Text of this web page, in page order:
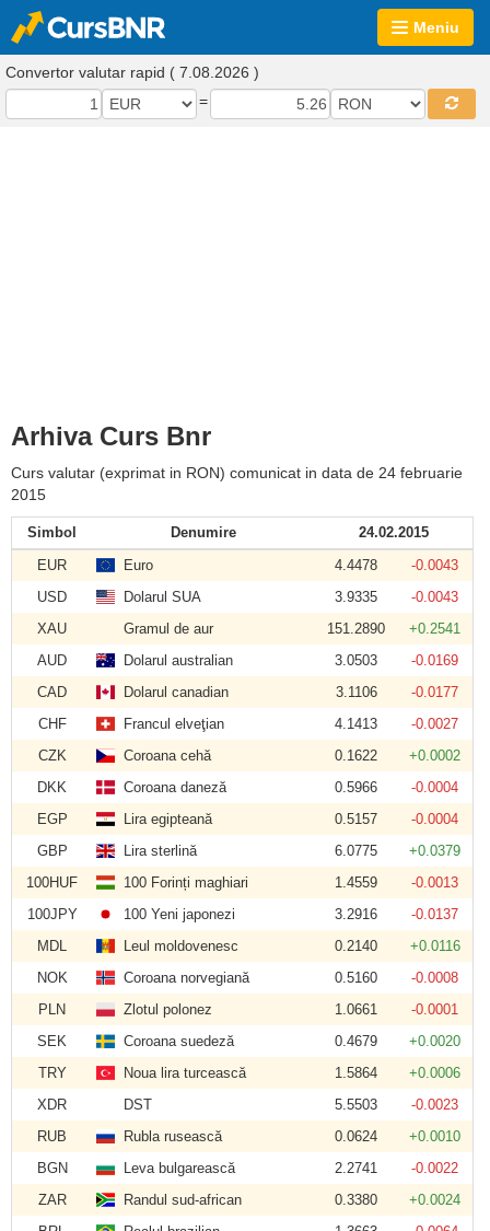
Meniu
Convertor valutar rapid ( 7.08.2026 )
=
Arhiva Curs Bnr
Curs valutar (exprimat in RON) comunicat in data de 24 februarie
2015
Simbol Denumire
24.02.2015
EUR
Euro 4.4478
-0.0043
USD
Dolarul SUA 3.9335
-0.0043
XAU
Gramul de aur 151.2890
+0.2541
AUD
Dolarul australian 3.0503
-0.0169
CAD
Dolarul canadian 3.1106
-0.0177
CHF
Francul elveţian 4.1413
-0.0027
CZK
Coroana cehă 0.1622
+0.0002
DKK
Coroana daneză 0.5966
-0.0004
EGP
Lira egipteană 0.5157
-0.0004
GBP
Lira sterlină 6.0775
+0.0379
100HUF
100 Forinți maghiari 1.4559
-0.0013
100JPY
100 Yeni japonezi 3.2916
-0.0137
MDL
Leul moldovenesc 0.2140
+0.0116
NOK
Coroana norvegiană 0.5160
-0.0008
PLN
Zlotul polonez 1.0661
-0.0001
SEK
Coroana suedeză 0.4679
+0.0020
TRY
Noua lira turcească 1.5864
+0.0006
XDR
DST 5.5503
-0.0023
RUB
Rubla rusească 0.0624
+0.0010
BGN
Leva bulgarească 2.2741
-0.0022
ZAR
Randul sud-african 0.3380
+0.0024